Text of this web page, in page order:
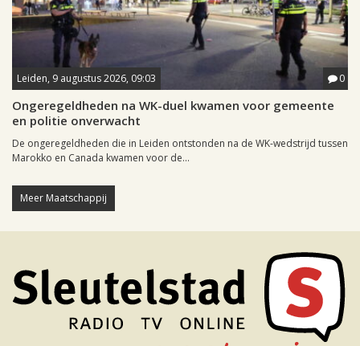
Leiden, 9 augustus 2026, 09:03 0
Ongeregeldheden na WK-duel kwamen voor gemeente
en politie onverwacht
De ongeregeldheden die in Leiden ontstonden na de WK-wedstrijd tussen
Marokko en Canada kwamen voor de...
Meer Maatschappij